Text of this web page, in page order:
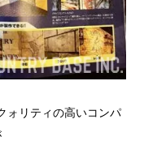
ォリティの高いコンパ